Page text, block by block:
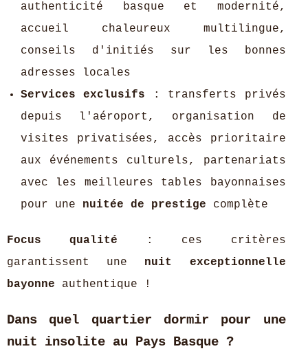
authenticité basque et modernité,
accueil chaleureux multilingue,
conseils d'initiés sur les bonnes
adresses locales
Services exclusifs : transferts privés
depuis l'aéroport, organisation de
visites privatisées, accès prioritaire
aux événements culturels, partenariats
avec les meilleures tables bayonnaises
pour une nuitée de prestige complète
Focus qualité : ces critères
garantissent une nuit exceptionnelle
bayonne authentique !
Dans quel quartier dormir pour une
nuit insolite au Pays Basque ?